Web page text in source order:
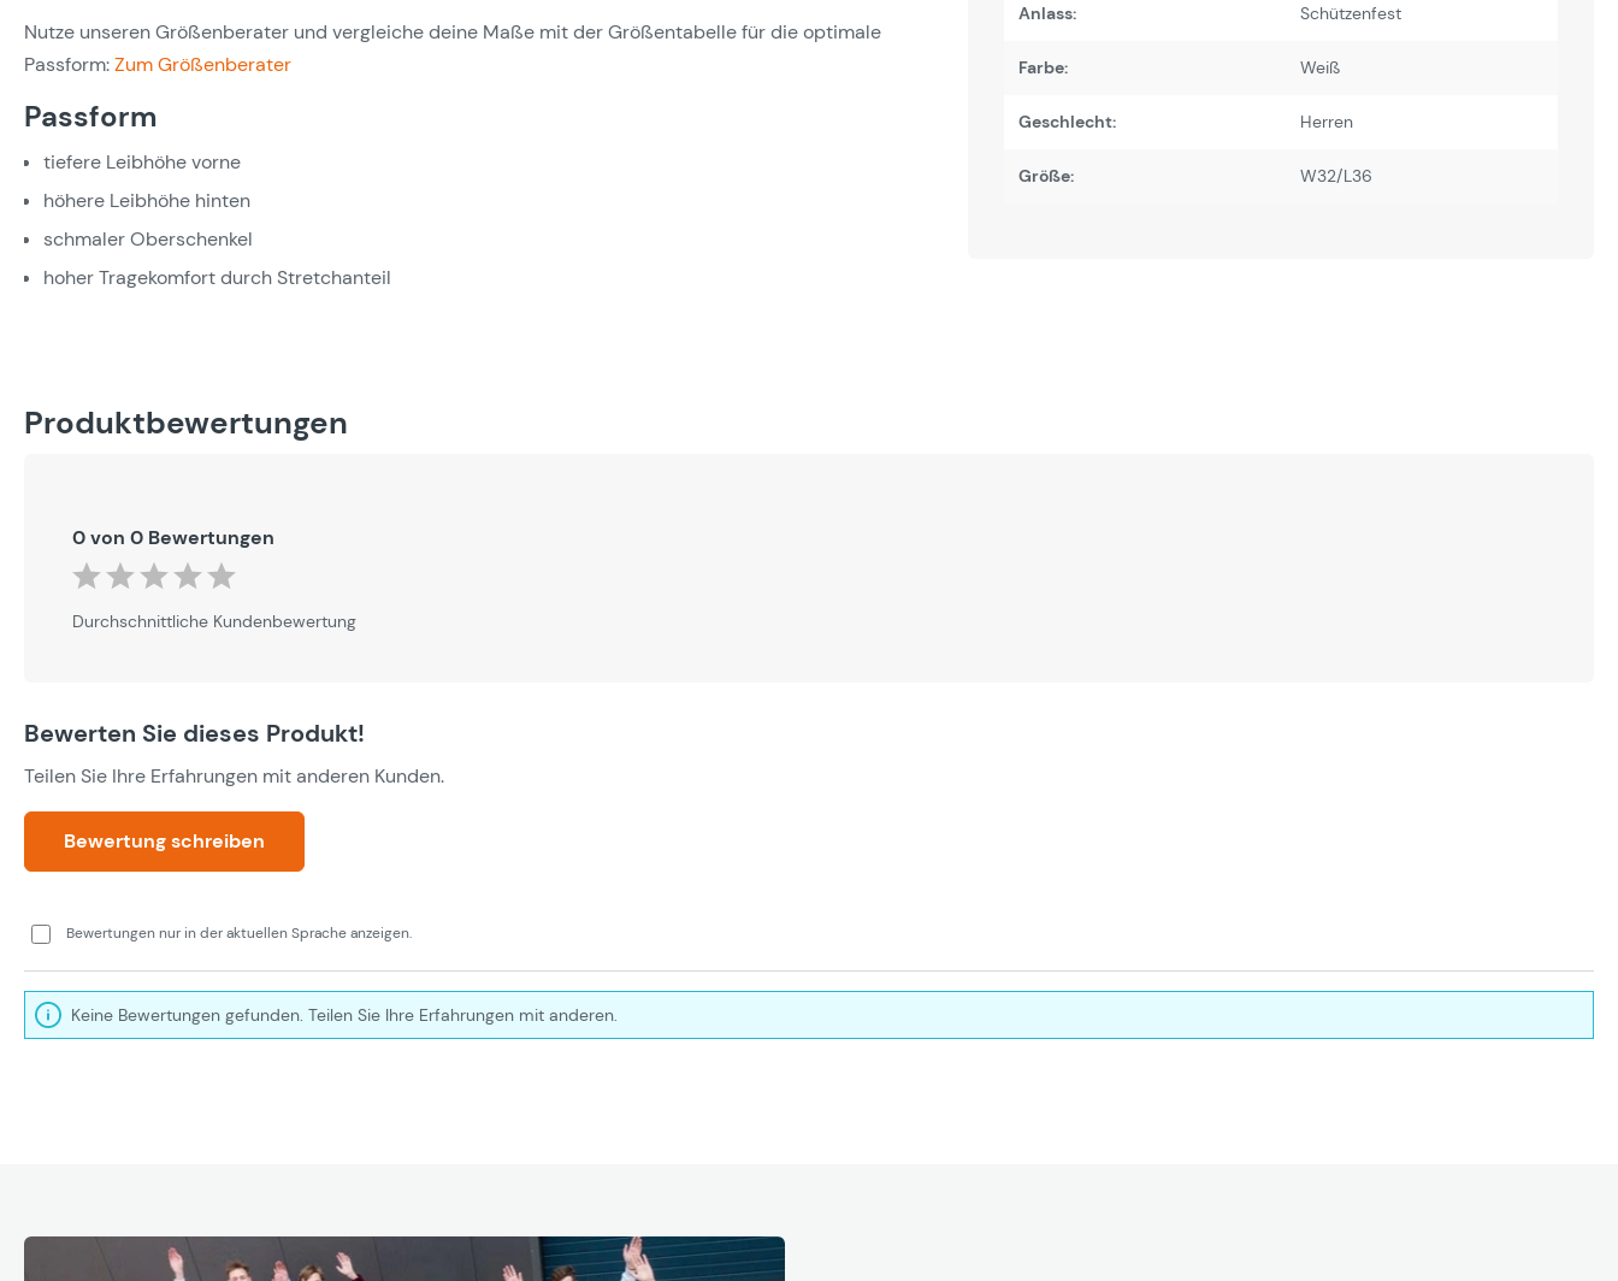
Nutze unseren Größenberater und vergleiche deine Maße mit der Größentabelle für die optimale
Passform:Zum Größenberater
Passform
tiefere Leibhöhe vorne
höhere Leibhöhe hinten
schmaler Oberschenkel
hoher Tragekomfort durch Stretchanteil
Anlass: Schützenfest
Farbe: Weiß
Geschlecht: Herren
Größe: W32/L36
Produktbewertungen
0 von 0 Bewertungen
Durchschnittliche Bewertung von 0 von 5 Sternen
Durchschnittliche Kundenbewertung
Bewerten Sie dieses Produkt!
Teilen Sie Ihre Erfahrungen mit anderen Kunden.
Bewertung schreiben
Bewertungen nur in der aktuellen Sprache anzeigen.
Keine Bewertungen gefunden. Teilen Sie Ihre Erfahrungen mit anderen.